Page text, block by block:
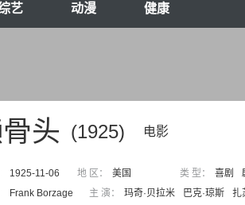
艺 动漫 健康
(1925) 电影
头
1925-11-06 地 区： 美国 类 型： 喜剧
Frank Borzage 主 演： 玛奇·贝拉米 巴克·琼斯 扎